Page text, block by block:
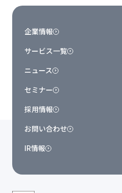
企業情報
サービス一覧
ニュース
セミナー
採用情報
お問い合わせ
IR情報